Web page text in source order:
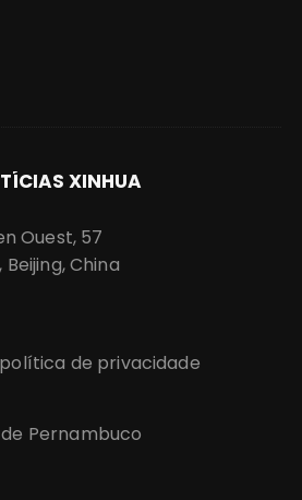
XINHUA
Ouest, 57
China
de privacidade
Pernambuco